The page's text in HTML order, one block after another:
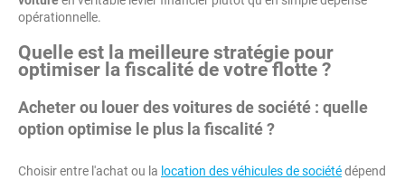
opérationnelle.
Quelle est la meilleure stratégie pour
optimiser la fiscalité de votre flotte ?
Acheter ou louer des voitures de société : quelle
option optimise le plus la fiscalité ?
Choisir entre l'achat ou la location des véhicules de sociétédépend